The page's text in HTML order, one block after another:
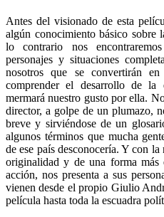
Antes del visionado de esta
algún conocimiento básico sobre
lo contrario nos
personajes y situaciones
nosotros que se convertirán
comprender el desarrollo de
mermará nuestro gusto por ella.
director, a golpe de un plumazo,
breve y sirviéndose de un
algunos términos que mucha
de ese país desconocería. Y con
originalidad y de una forma más
acción, nos presenta a sus
vienen desde el propio Giulio
película hasta toda la escuadra